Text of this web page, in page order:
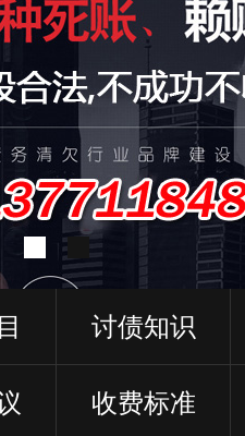
讨债知识
收费标准